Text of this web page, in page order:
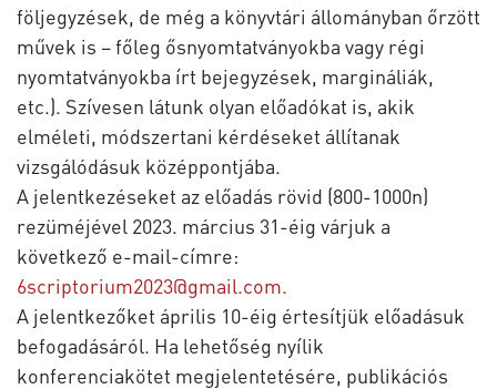
följegyzések, de még a könyvtári állományban őrzött
művek is – főleg ősnyomtatványokba vagy régi
nyomtatványokba írt bejegyzések, margináliák,
etc.). Szívesen látunk olyan előadókat is, akik
elméleti, módszertani kérdéseket állítanak
vizsgálódásuk középpontjába.
A jelentkezéseket az előadás rövid (800-1000n)
rezüméjével 2023. március 31-éig várjuk a
következő e-mail-címre:
6scriptorium2023@gmail.com
A jelentkezőket április 10-éig értesítjük előadásuk
befogadásáról. Ha lehetőség nyílik
konferenciakötet megjelentetésére, publikációs